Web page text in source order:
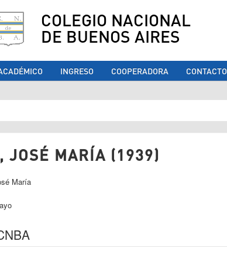
COLEGIO NACIONAL
DE BUENOS AIRES
INGRESO COOPERADORA CONTACTO
usted aquí
JOSÉ MARÍA (1939)
María